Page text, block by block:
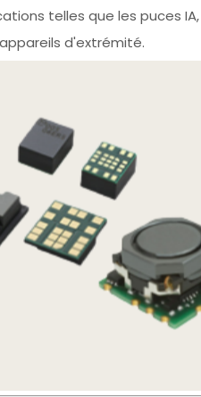
telles que les puces
d'extrémité.